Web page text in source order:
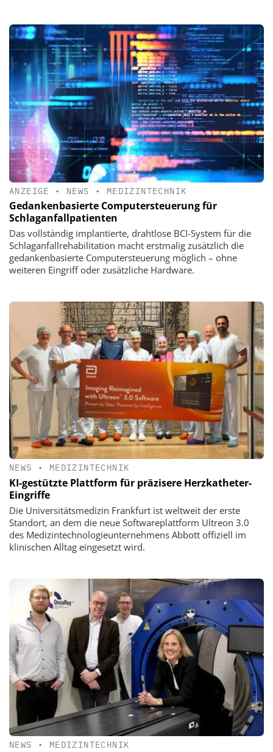
ANZEIGE • NEWS • MEDIZINTECHNIK
Gedankenbasierte Computersteuerung für
Schlaganfallpatienten
Das vollständig implantierte, drahtlose BCI-System für die
Schlaganfallrehabilitation macht erstmalig zusätzlich die
gedankenbasierte Computersteuerung möglich – ohne
weiteren Eingriff oder zusätzliche Hardware.
NEWS • MEDIZINTECHNIK
KI-gestützte Plattform für präzisere Herzkatheter-
Eingriffe
Die Universitätsmedizin Frankfurt ist weltweit der erste
Standort, an dem die neue Softwareplattform Ultreon 3.0
des Medizintechnologieunternehmens Abbott offiziell im
klinischen Alltag eingesetzt wird.
NEWS • MEDIZINTECHNIK